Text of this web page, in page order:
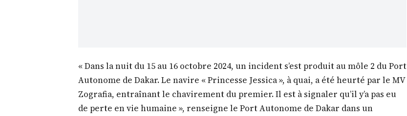
« Dans la nuit du 15 au 16 octobre 2024, un incident s’est produit au môle 2 du Port
Autonome de Dakar. Le navire « Princesse Jessica », à quai, a été heurté par le MV
Zografia, entraînant le chavirement du premier. Il est à signaler qu’il y’a pas eu
de perte en vie humaine », renseigne le Port Autonome de Dakar dans un